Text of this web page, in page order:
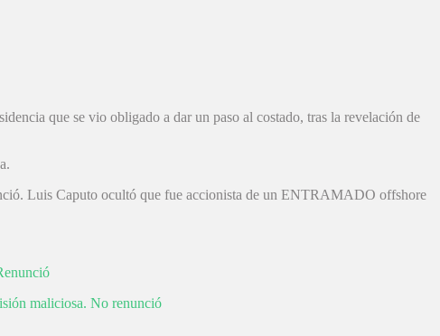
que se vio obligado a dar un paso al costado, tras la revelación de
Luis Caputo ocultó que fue accionista de un ENTRAMADO offshore
maliciosa. No renunció